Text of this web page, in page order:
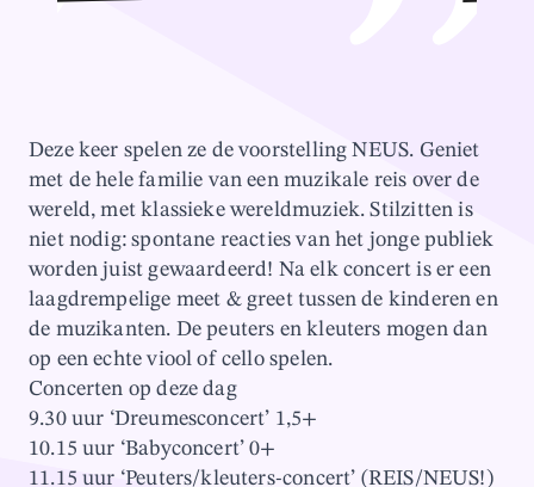
Deze keer spelen ze de voorstelling NEUS. Geniet
met de hele familie van een muzikale reis over de
wereld, met klassieke wereldmuziek. Stilzitten is
niet nodig: spontane reacties van het jonge publiek
worden juist gewaardeerd! Na elk concert is er een
laagdrempelige meet & greet tussen de kinderen en
de muzikanten. De peuters en kleuters mogen dan
op een echte viool of cello spelen.
Concerten op deze dag
9.30 uur ‘Dreumesconcert’ 1,5+
10.15 uur ‘Babyconcert’ 0+
11.15 uur ‘Peuters/kleuters-concert’ (REIS/NEUS!)